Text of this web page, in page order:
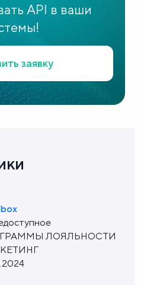
API в ваши
заявку
ЛОЯЛЬНОСТИ